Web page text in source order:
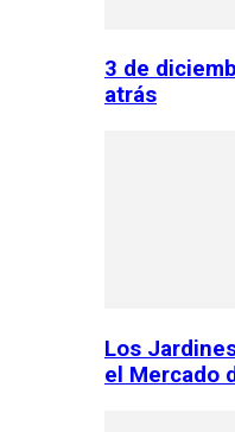
3 de
atrás
Los
el Mercado